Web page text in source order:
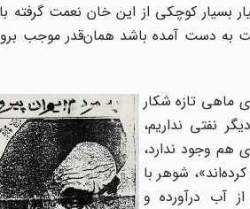
بسیار کوچکی از این خان نعمت
به دست آمده باشد همان‌قدر موجب
ماهی تازه شکار
نفتی نداریم،
هم وجود ندارد،
شوهر با
آب درآورده و